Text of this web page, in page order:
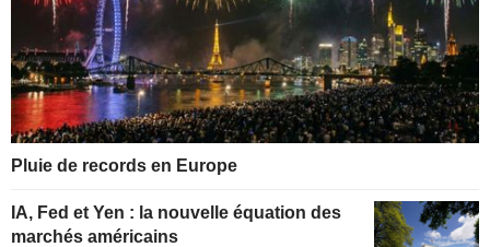
Pluie de records en Europe
IA, Fed et Yen : la nouvelle équation des
marchés américains